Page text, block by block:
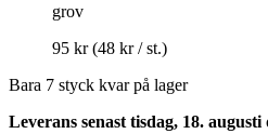
grov
95 kr(48 kr / st.)
Bara 7 styck kvar på lager
Leverans senast tisdag, 18. augusti